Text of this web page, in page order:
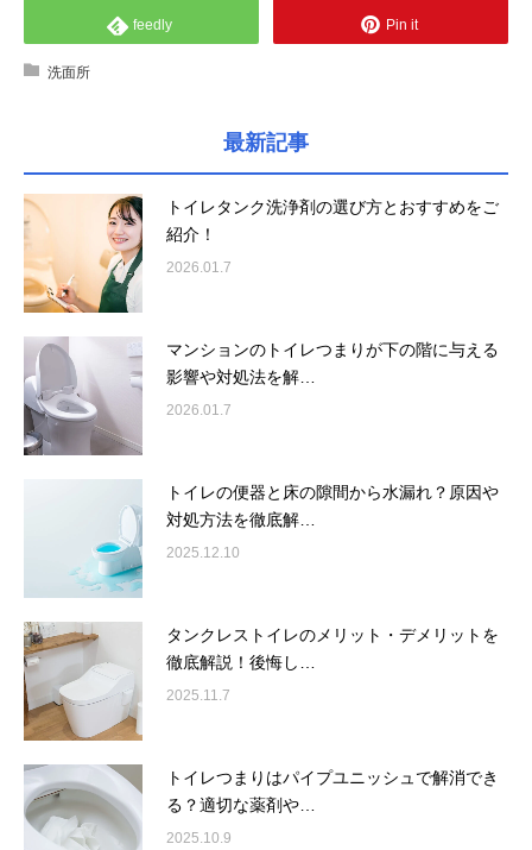
feedly Pin it
洗面所
最新記事
トイレタンク洗浄剤の選び方とおすすめをご
紹介！
2026.01.7
マンションのトイレつまりが下の階に与える
影響や対処法を解…
2026.01.7
トイレの便器と床の隙間から水漏れ？原因や
対処方法を徹底解…
2025.12.10
タンクレストイレのメリット・デメリットを
徹底解説！後悔し…
2025.11.7
トイレつまりはパイプユニッシュで解消でき
る？適切な薬剤や…
2025.10.9